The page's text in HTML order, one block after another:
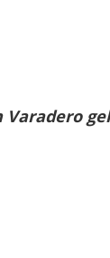
Varadero